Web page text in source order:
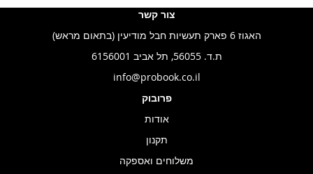
צור קשר
האגוז 6 פארק תעשיות חבל מודיעין (בתאום מראש)
ת.ד. 56055, תל אביב 6156001
info@probook.co.il
פרובוק
אודות
תקנון
משלוחים ואספקה